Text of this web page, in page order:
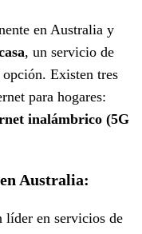
en Australia y
, un servicio de
opción. Existen tres
para hogares:
inalámbrico (5G
Australia:
líder en servicios de